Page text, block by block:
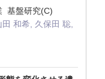
基盤研究(C)
和希, 久保田 聡,